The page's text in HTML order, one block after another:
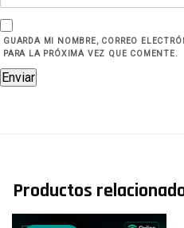
GUARDA MI NOMBRE, CORREO
PARA LA PRÓXIMA VEZ QUE COMENTE.
Productos